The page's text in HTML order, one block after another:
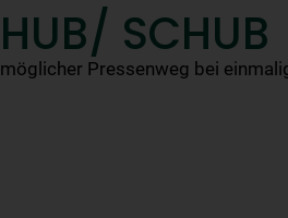
HUB/ SCHUB
möglicher Pressenweg bei